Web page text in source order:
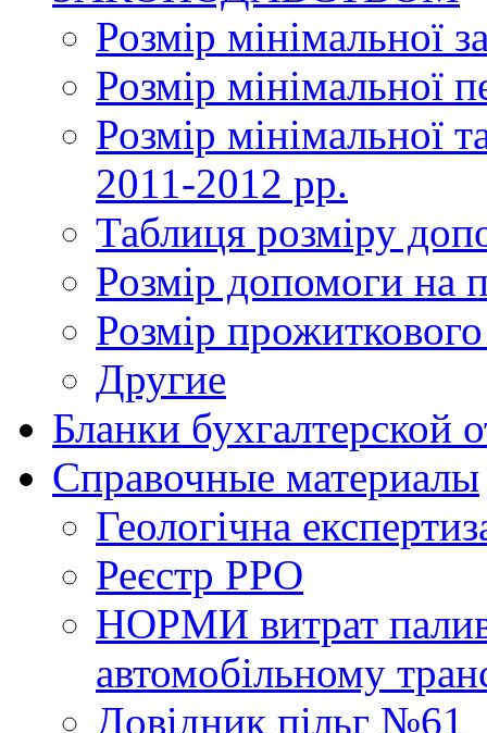
Розмір мінімальної
Розмір мінімальної
Розмір мінімальної
2011-2012 рр.
Таблиця розміру
Розмір допомоги на
Розмір
Другие
Бланки бухгалтерской
Справочные материалы
Геологічна
Реєстр РРО
НОРМИ витрат
автомобільному
Довідник пільг №61